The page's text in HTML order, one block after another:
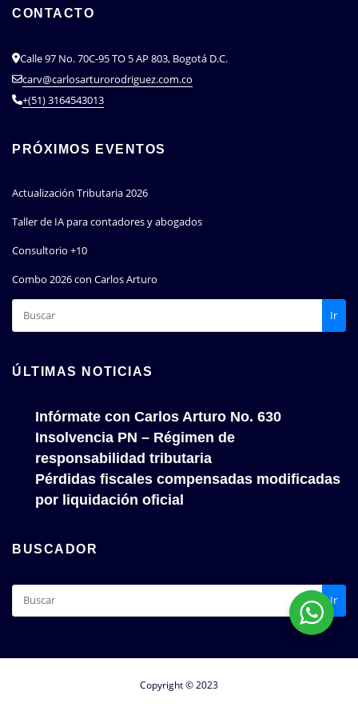
CONTACTO
Calle 97 No. 70C-95 TO 5 AP 803, Bogotá D.C.
carv@carlosarturorodriguez.com.co
+(51) 3164543013
PRÓXIMOS EVENTOS
Actualización Tributaria 2026
Taller de IA para contadores y abogados
Consultorio +10
Combo 2026 con Carlos Arturo
Ir
ÚLTIMAS NOTICIAS
Infórmate con Carlos Arturo No. 630
Insolvencia PN – Régimen de
responsabilidad tributaria
Pérdidas fiscales compensadas modificadas
por liquidación oficial
BUSCADOR
Ir
Copyright © 2023